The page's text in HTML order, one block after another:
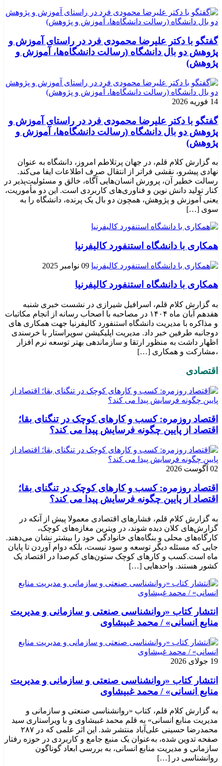
گفتگو با دکتر علیرضا محمودی فرد در راستای آموزش و
پژوهش دو بال دانشگاه (رسالت دانشگاه‌ها، آموزش و
پژوهش)
14 فوریه 2026
گفتگو با دکتر علیرضا محمودی فرد در راستای آموزش و
پژوهش دو بال دانشگاه (رسالت دانشگاه‌ها، آموزش و
پژوهش)
به گزارش کلام قلم، در جهان پرتلاطم امروز، دانشگاه به عنوان
نهادی پیشرو، نقشی فراتر از انتقال صرف اطلاعات ایفا می‌کند.
رسالت خطیر آن، پرورش انسان‌هایی آگاه، خالق و مسئولیت‌پذیر در
کنار تولید دانش نوین و فناوری‌های کاربردی است. این دو مأموریت،
یعنی آموزش و پژوهش، همچون دو بال یک پرنده، دانشگاه را به
سوی […]
همکاری با دانشگاه استنفورد کالیفرنیا
09 نوامبر 2025
همکاری با دانشگاه استنفورد کالیفرنیا
به گزارش کلام قلم، اسرافیل شیرازی در نشست خبری شنبه
هفدهم آبان ماه ۱۴۰۴ در مصاحبه با اصحاب رسانه از انجام مکاتبات
و مذاکره با مدیریت دانشگاه استنفورد کالیفرنیا جهت همکاری های
دوجانبه طرفین خبر داد. مدیریت اپلیکیشن سوپراستار با خرسندی
اظهار داشت به منظور ارتقا و سازماندهی بهتر توسعه نرم افزار
،مشارکت و همکاری […]
اقتصادی
اقتصاد روزمره: کسب‌ و کارهای کوچک در تنگنای بقا؛
اقتصاد از پایین چگونه فرسایش پیدا می کند؟
02 آگوست 2026
اقتصاد روزمره: کسب‌ و کارهای کوچک در تنگنای بقا؛
اقتصاد از پایین چگونه فرسایش پیدا می کند؟
به گزارش کلام قلم، فشارهای اقتصادی معمولا پیش از آنکه در
گزارش‌های کلان دیده شوند، در ویترین مغازه‌های کوچک،
کارگاه‌های محلی و بنگاه‌های خانوادگی خود را بیشتر نشان می‌دهند.
جایی که مسئله دیگر توسعه و سود نیست، بلکه دوام آوردن تا پایان
ماه است.کسب‌ و کارهای کوچک ستون‌های کم‌صدا در اقتصاد یک
کشور هستند. واحدهایی […]
انتشار کتاب «روانشناسی صنعتی و سازمانی و مدیریت
منابع انسانی» / محمد غبیشاوی
19 جولای 2026
انتشار کتاب «روانشناسی صنعتی و سازمانی و مدیریت
منابع انسانی» / محمد غبیشاوی
به گزارش کلام قلم، کتاب «روانشناسی صنعتی و سازمانی و
مدیریت منابع انسانی» به قلم محمد غبیشاوی و با ویراستاری سید
محمدرضا حسینی علی‌آباد منتشر شد. این اثر علمی که در ۲۸۷
صفحه تدوین شده، به‌عنوان یک منبع جامع و کاربردی در حوزه رفتار
سازمانی و مدیریت منابع انسانی، به بررسی ابعاد گوناگون
روانشناسی در […]